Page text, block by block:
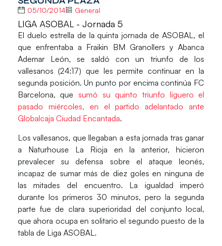
05/10/2014 General
LIGA ASOBAL - Jornada 5
El duelo estrella de la quinta jornada de ASOBAL, el
que enfrentaba a Fraikin BM Granollers y Abanca
Ademar León, se saldó con un triunfo de los
vallesanos (24:17) que les permite continuar en la
segunda posición. Un punto por encima continúa FC
Barcelona, que sumó su quinto triunfo liguero el
pasado miércoles, en el partido adelantado ante
Globalcaja Ciudad Encantada.
Los vallesanos, que llegaban a esta jornada tras ganar
a Naturhouse La Rioja en la anterior, hicieron
prevalecer su defensa sobre el ataque leonés,
incapaz de sumar más de diez goles en ninguna de
las mitades del encuentro. La igualdad imperó
durante los primeros 30 minutos, pero la segunda
parte fue de clara superioridad del conjunto local,
que ahora ocupa en solitario el segundo puesto de la
tabla de Liga ASOBAL.